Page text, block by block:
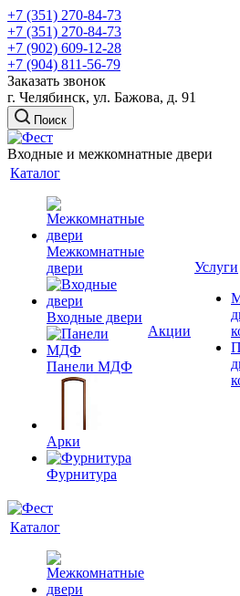
+7 (351) 270-84-73
+7 (351) 270-84-73
+7 (902) 609-12-28
+7 (904) 811-56-79
Заказать звонок
г. Челябинск, ул. Бажова, д. 91
Поиск
Входные и межкомнатные двери
Каталог
Межкомнатные
двери
Входные двери
Панели МДФ
Арки
Фурнитура
Акции
Услуги
Каталог